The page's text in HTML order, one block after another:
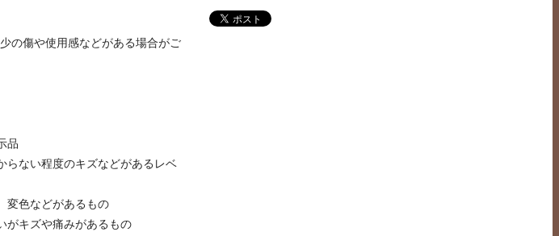
の傷や使用感などがある場合がご
品
ない程度のキズなどがあるレベ
色などがあるもの
キズや痛みがあるもの